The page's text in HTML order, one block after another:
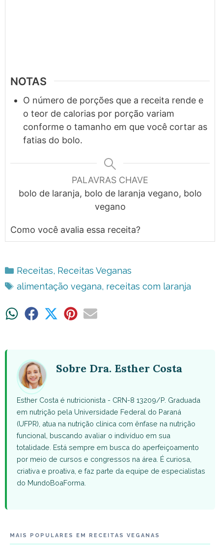
NOTAS
O número de porções que a receita rende e
o teor de calorias por porção variam
conforme o tamanho em que você cortar as
fatias do bolo.
PALAVRAS CHAVE
bolo de laranja, bolo de laranja vegano, bolo
vegano
Como você avalia essa receita?
Categorias
Receitas, Receitas Veganas
Tags
alimentação vegana, receitas com laranja
ShareShare ShareShareShare
Sobre Dra. Esther Costa
Esther Costa é nutricionista - CRN-8 13209/P. Graduada
em nutrição pela Universidade Federal do Paraná
(UFPR), atua na nutrição clínica com ênfase na nutrição
funcional, buscando avaliar o indivíduo em sua
totalidade. Está sempre em busca do aperfeiçoamento
por meio de cursos e congressos na área. É curiosa,
criativa e proativa, e faz parte da equipe de especialistas
do MundoBoaForma.
MAIS POPULARES EM RECEITAS VEGANAS